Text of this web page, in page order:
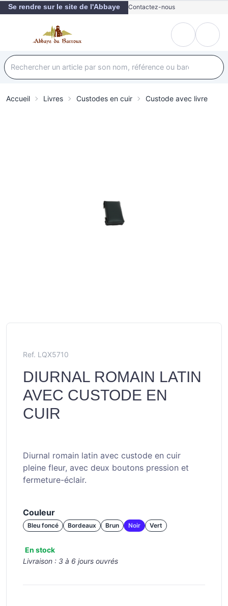
Se rendre sur le site de l'Abbaye Contactez-nous
Accueil Livres Custodes en cuir Custode avec livre
Ref. LQX5710
DIURNAL ROMAIN LATIN
AVEC CUSTODE EN
CUIR
Diurnal romain latin avec custode en cuir
pleine fleur, avec deux boutons pression et
fermeture-éclair.
Couleur
Bleu foncé Bordeaux Brun Noir Vert
En stock
Livraison : 3 à 6 jours ouvrés